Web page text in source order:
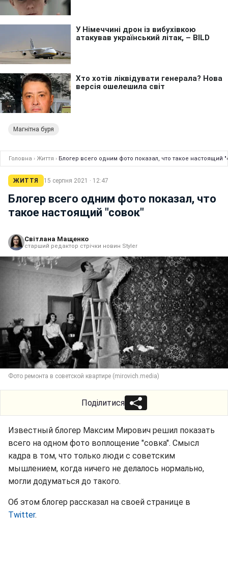
Магнітна буря
Головна › Життя › Блогер всего одним фото показал, что такое настоящий
ЖИТТЯ 15 серпня 2021 · 12:47
Блогер всего одним фото показал, что
такое настоящий "совок"
Світлана Мащенко
старший редактор стрічки новин Styler
Фото ремонта в советской квартире (mirovich.media)
Поділитися
Известный блогер Максим Мирович решил показать
всего на одном фото воплощение "совка". Смысл
кадра в том, что только люди с советским
мышлением, когда ничего не делалось нормально,
могли додуматься до такого.
Об этом блогер рассказал на своей странице в
Тwitter.